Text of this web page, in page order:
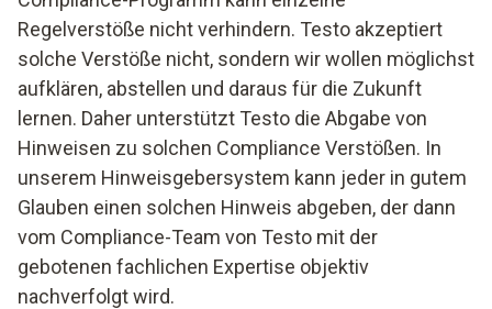
Regelverstöße nicht verhindern. Testo akzeptiert
solche Verstöße nicht, sondern wir wollen möglichst
aufklären, abstellen und daraus für die Zukunft
lernen. Daher unterstützt Testo die Abgabe von
Hinweisen zu solchen Compliance Verstößen. In
unserem Hinweisgebersystem kann jeder in gutem
Glauben einen solchen Hinweis abgeben, der dann
vom Compliance-Team von Testo mit der
gebotenen fachlichen Expertise objektiv
nachverfolgt wird.